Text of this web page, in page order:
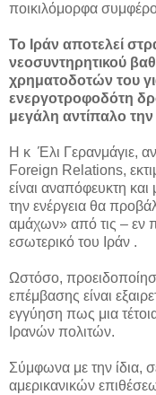
ποικιλόμορφα
Το Ιράν αποτελεί
νεοσυντηρητικού
χρηματοδοτών του
ενεργοτροφοδότη
μεγάλη αντίπαλο την
Η κ Έλι Γερανμάγιε,
Foreign Relations,
είναι αναπόφευκτη
την ενέργεια θα
αμάχων» από τις – εν
εσωτερικό του Ιράν .
Ωστόσο, προειδοποίησε
επέμβασης είναι
εγγύηση πως μια
Ιρανών πολιτών.
Σύμφωνα με την ίδια,
αμερικανικών